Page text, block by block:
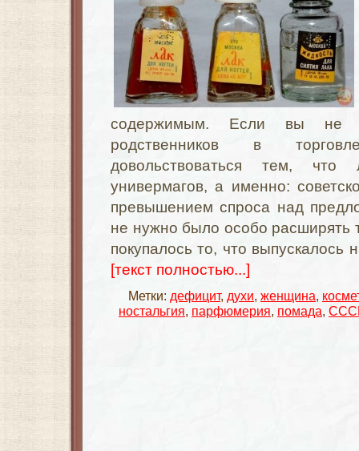
содержимым. Если вы не
родственников в
довольствоваться тем,
универмагов, а именно:
превышением спроса над
не нужно было особо
покупалось то, что
[текст полностью...]
Метки: дефицит, духи, женщина,
ностальгия, парфюмерия, помада,